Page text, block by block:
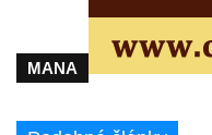
Pamětní deska Rudé
Trutnově
Pomník obětem
MANA